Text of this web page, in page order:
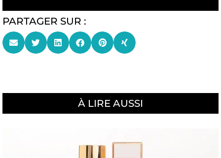
PARTAGER SUR :
À LIRE AUSSI